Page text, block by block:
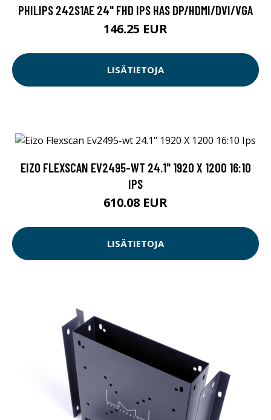
PHILIPS 242S1AE 24" FHD IPS HAS DP/HDMI/DVI/VGA
146.25 EUR
LISÄTIETOJA
EIZO FLEXSCAN EV2495-WT 24.1" 1920 X 1200 16:10
IPS
610.08 EUR
LISÄTIETOJA